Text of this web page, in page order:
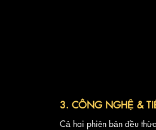
3. CÔNG NGHỆ &
Cả hai phiên bản đều